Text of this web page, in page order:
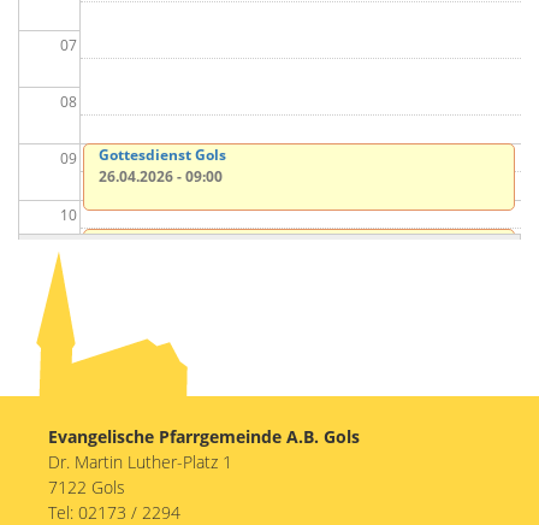
07
08
09
10
11
12
14
15
Gottesdienst Gols
26.04.2026 - 09:00
Gottesdienst Neusiedl
Evangelische Pfarrgemeinde A.B. Gols
Dr. Martin Luther-Platz 1
7122 Gols
Tel: 02173 / 2294